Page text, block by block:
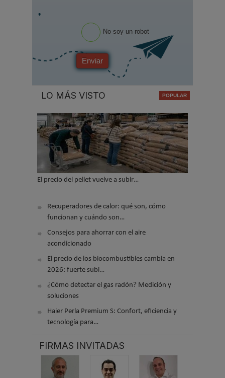
*
No soy un robot
Enviar
LO MÁS VISTO
El precio del pellet vuelve a subir…
Recuperadores de calor: qué son, cómo
funcionan y cuándo son…
Consejos para ahorrar con el aire
acondicionado
El precio de los biocombustibles cambia en
2026: fuerte subi…
¿Cómo detectar el gas radón? Medición y
soluciones
Haier Perla Premium S: Confort, eficiencia y
tecnología para…
FIRMAS INVITADAS